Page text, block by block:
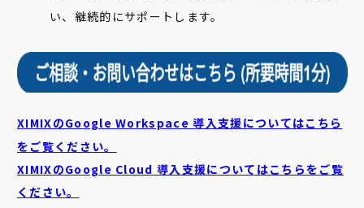
い、継続的にサポートします。
XIMIXのGoogle Workspace 導入支援についてはこちら
をご覧ください。
XIMIXのGoogle Cloud 導入支援についてはこちらをご覧
ください。